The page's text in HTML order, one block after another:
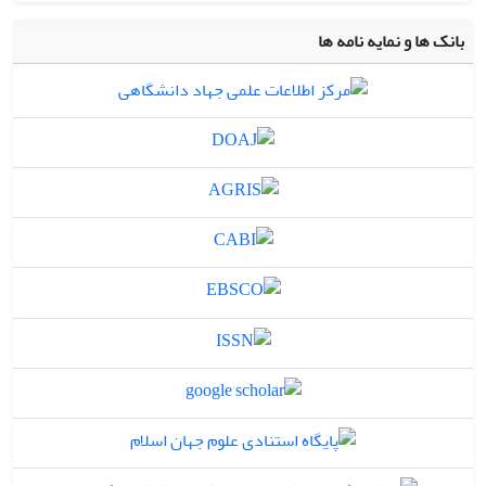
بانک ها و نمایه نامه ها